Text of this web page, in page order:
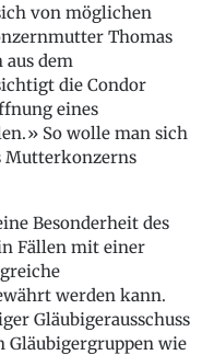
von möglichen
Thomas
aus dem
die Condor
eines
So wolle man sich
Mutterkonzerns
Besonderheit des
Fällen mit einer
werden kann.
Gläubigerausschuss
Gläubigergruppen wie